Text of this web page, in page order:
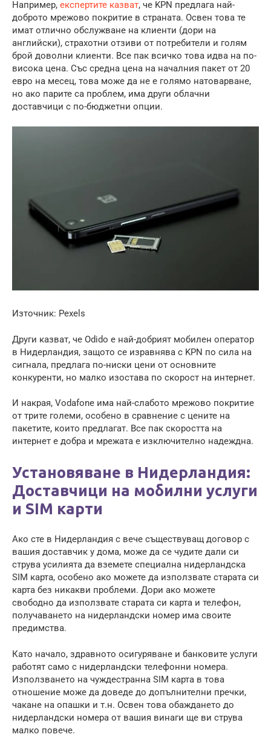
Например, експертите казват, че KPN предлага най-
доброто мрежово покритие в страната. Освен това те
имат отлично обслужване на клиенти (дори на
английски), страхотни отзиви от потребители и голям
брой доволни клиенти. Все пак всичко това идва на по-
висока цена. Със средна цена на началния пакет от 20
евро на месец, това може да не е голямо натоварване,
но ако парите са проблем, има други облачни
доставчици с по-бюджетни опции.
Източник: Pexels
Други казват, че Odido е най-добрият мобилен оператор
в Нидерландия, защото се изравнява с KPN по сила на
сигнала, предлага по-ниски цени от основните
конкуренти, но малко изостава по скорост на интернет.
И накрая, Vodafone има най-слабото мрежово покритие
от трите големи, особено в сравнение с цените на
пакетите, които предлагат. Все пак скоростта на
интернет е добра и мрежата е изключително надеждна.
Установяване в Нидерландия:
Доставчици на мобилни услуги
и SIM карти
Ако сте в Нидерландия с вече съществуващ договор с
вашия доставчик у дома, може да се чудите дали си
струва усилията да вземете специална нидерландска
SIM карта, особено ако можете да използвате старата си
карта без никакви проблеми. Дори ако можете
свободно да използвате старата си карта и телефон,
получаването на нидерландски номер има своите
предимства.
Като начало, здравното осигуряване и банковите услуги
работят само с нидерландски телефонни номера.
Използването на чуждестранна SIM карта в това
отношение може да доведе до допълнителни пречки,
чакане на опашки и т.н. Освен това обаждането до
нидерландски номера от вашия винаги ще ви струва
малко повече.